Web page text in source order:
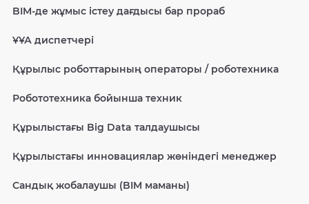
BIM-де жұмыс істеу дағдысы бар прораб
ҰҰА диспетчері
Құрылыс роботтарының операторы / роботехника
Робототехника бойынша техник
Құрылыстағы Big Data талдаушысы
Құрылыстағы инновациялар жөніндегі менеджер
Сандық жобалаушы (BIM маманы)